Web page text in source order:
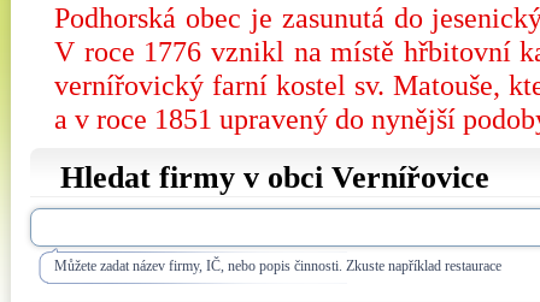
Podhorská obec je zasunutá do
V roce 1776 vznikl na místě hřbitovní
vernířovický farní kostel sv. Matouše,
a v roce 1851 upravený do nynější
Hledat firmy v obci Vernířovice
Můžete zadat název firmy, IČ, nebo popis činnosti. Zkuste například restaurace